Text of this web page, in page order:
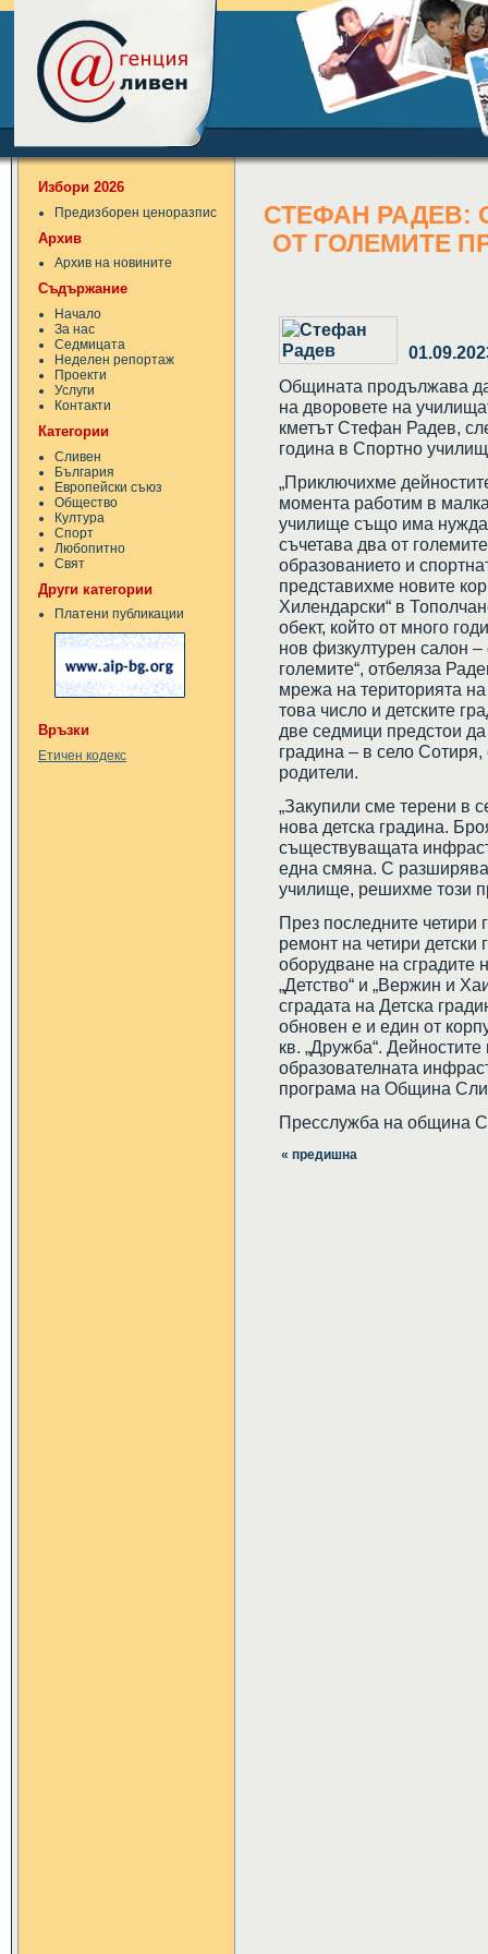
Избори 2026
Предизборен ценоразпис
Архив
Архив на новините
Съдържание
Начало
За нас
Седмицата
Неделен репортаж
Проекти
Услуги
Контакти
Категории
Сливен
България
Европейски съюз
Общество
Култура
Спорт
Любопитно
Свят
Други категории
Платени публикации
Връзки
Етичен кодекс
СТЕФАН РАДЕВ:
ОТ ГОЛЕМИТЕ
Общината продължава
на дворовете на
кметът Стефан Радев,
година в Спортно
„Приключихме
момента работим в
училище също има
съчетава два от
образованието и
представихме новите
Хилендарски“ в
обект, който от много
нов физкултурен салон
големите“, отбеляза
мрежа на територията
това число и детските
две седмици предстои да
градина – в село
родители.
„Закупили сме терени в
нова детска градина.
съществуващата
една смяна. С
училище, решихме този
През последните
ремонт на четири
оборудване на сградите
„Детство“ и „Вержин и
сградата на Детска
обновен е и един от
кв. „Дружба“.
образователната
програма на Община
Пресслужба на община
« предишна